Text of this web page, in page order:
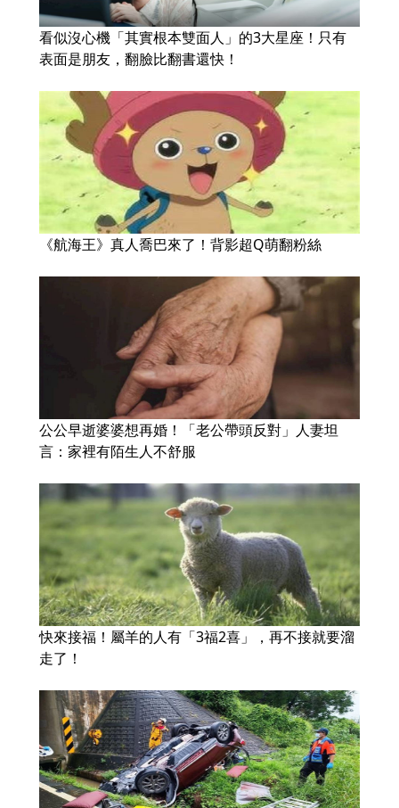
看似沒心機「其實根本雙面人」的3大星座！只有
表面是朋友，翻臉比翻書還快！
《航海王》真人喬巴來了！背影超Q萌翻粉絲
公公早逝婆婆想再婚！「老公帶頭反對」人妻坦
言：家裡有陌生人不舒服
快來接福！屬羊的人有「3福2喜」，再不接就要溜
走了！